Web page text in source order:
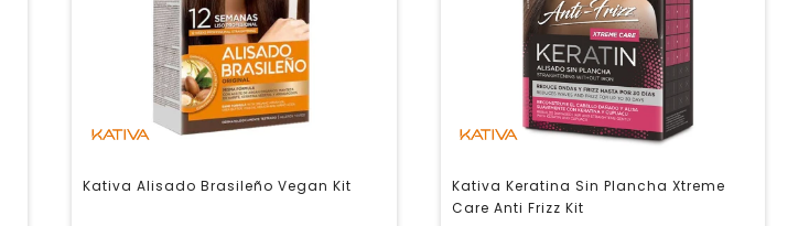
Kativa Alisado Brasileño Vegan Kit
Kativa Keratina Sin Plancha Xtreme
Care Anti Frizz Kit